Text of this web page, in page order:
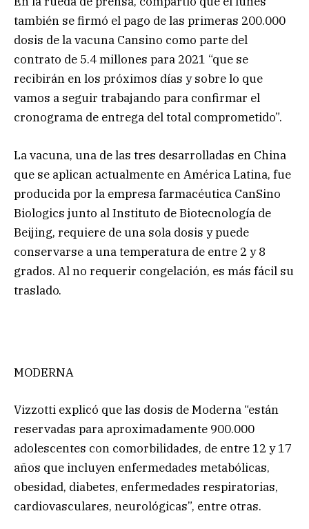
también se firmó el pago de las primeras 200.000
dosis de la vacuna Cansino como parte del
contrato de 5.4 millones para 2021 “que se
recibirán en los próximos días y sobre lo que
vamos a seguir trabajando para confirmar el
cronograma de entrega del total comprometido”.
La vacuna, una de las tres desarrolladas en China
que se aplican actualmente en América Latina, fue
producida por la empresa farmacéutica CanSino
Biologics junto al Instituto de Biotecnología de
Beijing, requiere de una sola dosis y puede
conservarse a una temperatura de entre 2 y 8
grados. Al no requerir congelación, es más fácil su
traslado.
MODERNA
Vizzotti explicó que las dosis de Moderna “están
reservadas para aproximadamente 900.000
adolescentes con comorbilidades, de entre 12 y 17
años que incluyen enfermedades metabólicas,
obesidad, diabetes, enfermedades respiratorias,
cardiovasculares, neurológicas”, entre otras.